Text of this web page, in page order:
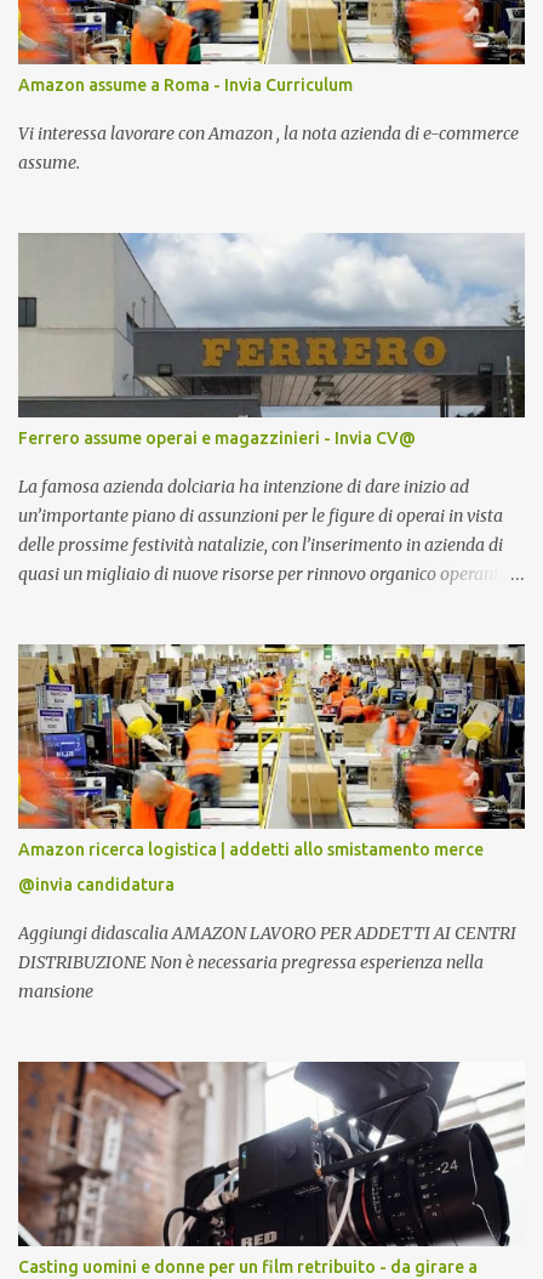
Amazon assume a Roma - Invia Curriculum
Vi interessa lavorare con Amazon , la nota azienda di e-commerce
assume.
Ferrero assume operai e magazzinieri - Invia CV@
La famosa azienda dolciaria ha intenzione di dare inizio ad
un’importante piano di assunzioni per le figure di operai in vista
delle prossime festività natalizie, con l’inserimento in azienda di
quasi un migliaio di nuove risorse per rinnovo organico operante
Amazon ricerca logistica | addetti allo smistamento merce
@invia candidatura
Aggiungi didascalia AMAZON LAVORO PER ADDETTI AI CENTRI
DISTRIBUZIONE Non è necessaria pregressa esperienza nella
mansione
Casting uomini e donne per un film retribuito - da girare a